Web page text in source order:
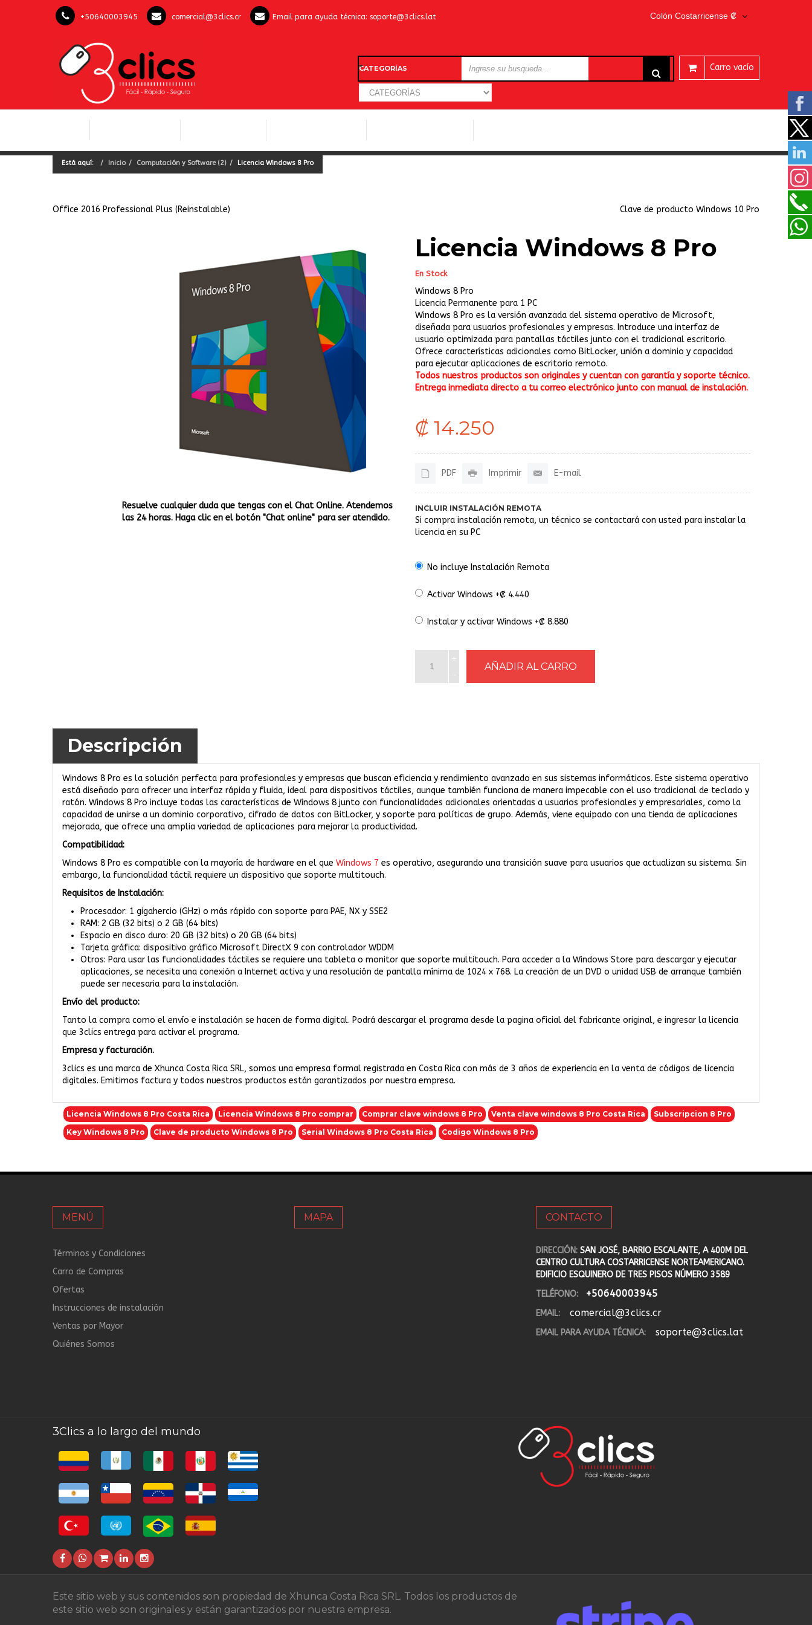
+50640003945 comercial@3clics.cr Email para ayuda técnica: soporte@3clics.lat Colón Costarricense ₡
Carro vacío
CATEGORÍAS
Está aquí: Inicio Computación y Software (2) Licencia Windows 8 Pro
Office 2016 Professional Plus (Reinstalable) Clave de producto Windows 10 Pro
Resuelve cualquier duda que tengas con el Chat Online. Atendemos
las 24 horas. Haga clic en el botón "Chat online" para ser atendido.
Licencia Windows 8 Pro
En Stock
Windows 8 Pro
Licencia Permanente para 1 PC
Windows 8 Pro es la versión avanzada del sistema operativo de Microsoft,
diseñada para usuarios profesionales y empresas. Introduce una interfaz de
usuario optimizada para pantallas táctiles junto con el tradicional escritorio.
Ofrece características adicionales como BitLocker, unión a dominio y capacidad
para ejecutar aplicaciones de escritorio remoto.
Todos nuestros productos son originales y cuentan con garantía y soporte técnico.
Entrega inmediata directo a tu correo electrónico junto con manual de instalación.
₡ 14.250
PDF Imprimir E-mail
INCLUIR INSTALACIÓN REMOTA
Si compra instalación remota, un técnico se contactará con usted para instalar la
licencia en su PC
No incluye Instalación Remota
Activar Windows +₡ 4.440
Instalar y activar Windows +₡ 8.880
Descripción
Windows 8 Pro es la solución perfecta para profesionales y empresas que buscan eficiencia y rendimiento avanzado en sus sistemas informáticos. Este sistema operativo
está diseñado para ofrecer una interfaz rápida y fluida, ideal para dispositivos táctiles, aunque también funciona de manera impecable con el uso tradicional de teclado y
ratón. Windows 8 Pro incluye todas las características de Windows 8 junto con funcionalidades adicionales orientadas a usuarios profesionales y empresariales, como la
capacidad de unirse a un dominio corporativo, cifrado de datos con BitLocker, y soporte para políticas de grupo. Además, viene equipado con una tienda de aplicaciones
mejorada, que ofrece una amplia variedad de aplicaciones para mejorar la productividad.
Compatibilidad:
Windows 8 Pro es compatible con la mayoría de hardware en el que Windows 7 es operativo, asegurando una transición suave para usuarios que actualizan su sistema. Sin
embargo, la funcionalidad táctil requiere un dispositivo que soporte multitouch.
Requisitos de Instalación:
Procesador: 1 gigahercio (GHz) o más rápido con soporte para PAE, NX y SSE2
RAM: 2 GB (32 bits) o 2 GB (64 bits)
Espacio en disco duro: 20 GB (32 bits) o 20 GB (64 bits)
Tarjeta gráfica: dispositivo gráfico Microsoft DirectX 9 con controlador WDDM
Otros: Para usar las funcionalidades táctiles se requiere una tableta o monitor que soporte multitouch. Para acceder a la Windows Store para descargar y ejecutar
aplicaciones, se necesita una conexión a Internet activa y una resolución de pantalla mínima de 1024 x 768. La creación de un DVD o unidad USB de arranque también
puede ser necesaria para la instalación.
Envío del producto:
Tanto la compra como el envío e instalación se hacen de forma digital. Podrá descargar el programa desde la pagina oficial del fabricante original, e ingresar la licencia
que 3clics entrega para activar el programa.
Empresa y facturación.
3clics es una marca de Xhunca Costa Rica SRL, somos una empresa formal registrada en Costa Rica con más de 3 años de experiencia en la venta de códigos de licencia
digitales. Emitimos factura y todos nuestros productos están garantizados por nuestra empresa.
Licencia Windows 8 Pro Costa Rica Licencia Windows 8 Pro comprar Comprar clave windows 8 Pro Venta clave windows 8 Pro Costa Rica
Subscripcion 8 Pro
Key Windows 8 Pro
Clave de producto Windows 8 Pro Serial Windows 8 Pro Costa Rica Codigo Windows 8 Pro
MENÚ
Términos y Condiciones
Carro de Compras
Ofertas
Instrucciones de instalación
Ventas por Mayor
Quiénes Somos
MAPA CONTACTO
DIRECCIÓN: SAN JOSÉ, BARRIO ESCALANTE, A 400M DEL
CENTRO CULTURA COSTARRICENSE NORTEAMERICANO.
EDIFICIO ESQUINERO DE TRES PISOS NÚMERO 3589
TELÉFONO:
+50640003945
EMAIL: comercial@3clics.cr
EMAIL PARA AYUDA TÉCNICA: soporte@3clics.lat
3Clics a lo largo del mundo
Este sitio web y sus contenidos son propiedad de Xhunca Costa Rica SRL. Todos los productos de
este sitio web son originales y están garantizados por nuestra empresa.